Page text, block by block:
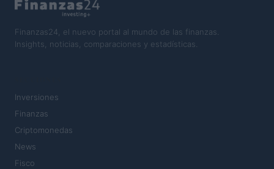
Finanzas24, el nuevo portal al mundo de las finanzas.
Insights, noticias, comparaciones y estadísticas.
Inversiones
Finanzas
Criptomonedas
News
Fisco